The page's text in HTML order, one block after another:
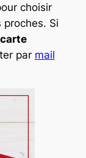
choisir
Si
par mail